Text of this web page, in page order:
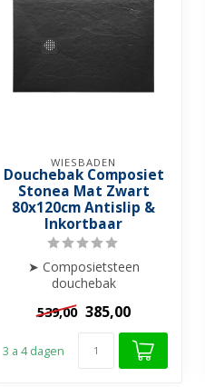
WIESBADEN
Douchebak Composiet
Stonea Mat Zwart
80x120cm Antislip &
Inkortbaar
➤ Composietsteen
douchebak
➤ Krasvrij & Stootbestendig
➤ Inkortba...
539,00 385,00
3 a 4 dagen